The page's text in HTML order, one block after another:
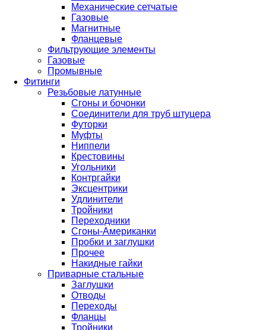
Механические сетчатые
Газовые
Магнитные
Фланцевые
Фильтрующие элементы
Газовые
Промывные
Фитинги
Резьбовые латунные
Сгоны и бочонки
Соединители для труб штуцера
Футорки
Муфты
Ниппели
Крестовины
Угольники
Контргайки
Эксцентрики
Удлинители
Тройники
Переходники
Сгоны-Американки
Пробки и заглушки
Прочее
Накидные гайки
Приварные стальные
Заглушки
Отводы
Переходы
Фланцы
Тройники